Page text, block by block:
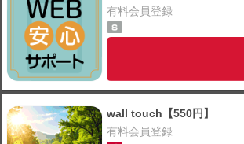
有料会員登録
wall touch【550円】
有料会員登録